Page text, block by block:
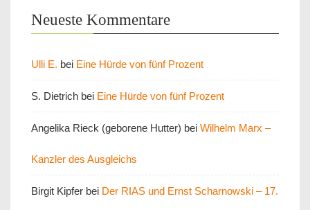
Neueste Kommentare
Ulli E. bei Eine Hürde von fünf Prozent
S. Dietrich bei Eine Hürde von fünf Prozent
Angelika Rieck (geborene Hutter) bei Wilhelm Marx –
Kanzler des Ausgleichs
Birgit Kipfer bei Der RIAS und Ernst Scharnowski – 17.